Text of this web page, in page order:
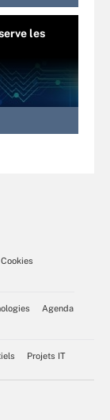
les
Agenda
Projets IT